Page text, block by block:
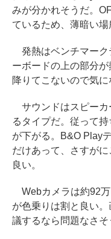
みが分かれそうだ。
ているため、薄暗い場
発熱はベンチマーク
ーボードの上の部分
降りてこないので気に
サウンドはスピーカ
るタイプだ。従って
が下がる。B&O Play
だけあって、さすが
良い。
Webカメラは約92
が色乗りは割と良い
議するなら問題なさそ